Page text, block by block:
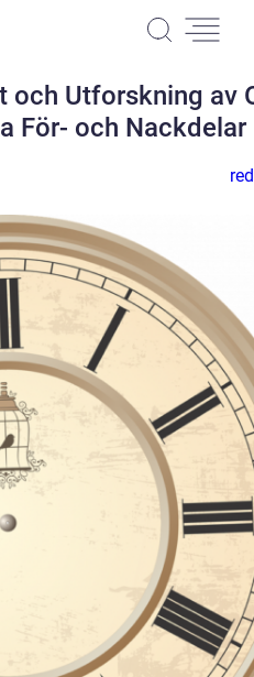
och Utforskning av
För- och Nackdelar